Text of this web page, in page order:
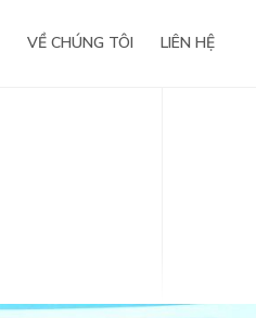
VỀ CHÚNG TÔI
Công nghệ & Giải pháp
LIÊN HỆ